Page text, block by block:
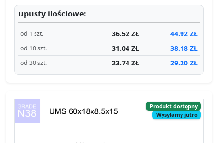
upusty ilościowe:
od 1 szt. 36.52 ZŁ 44.92 ZŁ
od 10 szt. 31.04 ZŁ 38.18 ZŁ
od 30 szt. 23.74 ZŁ 29.20 ZŁ
Produkt dostępny
Wysyłamy jutro